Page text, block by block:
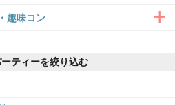
趣味コン
6対6～｜食事・ドリンク付きグループト
ティーを絞り込む